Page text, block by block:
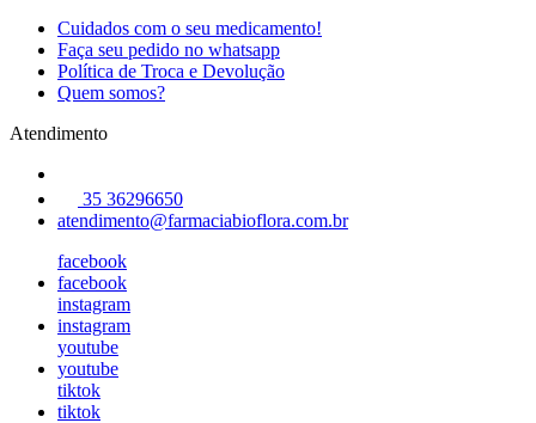
Cuidados com o seu medicamento!
Faça seu pedido no whatsapp
Política de Troca e Devolução
Quem somos?
Atendimento
35 36296650
atendimento@farmaciabioflora.com.br
facebook
facebook
instagram
instagram
youtube
youtube
tiktok
tiktok